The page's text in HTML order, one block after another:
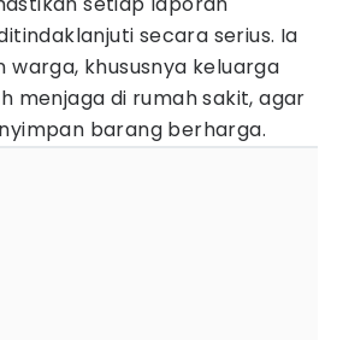
secara serius. Ia
warga, khususnya keluarga
menjaga di rumah sakit, agar
barang berharga.